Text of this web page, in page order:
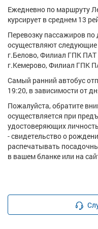
Ежедневно по маршруту
курсирует в среднем 13
Перевозку пассажиров
осуществляют
г.Белово, Филиал ГПК
г.Кемерово, Филиал ГПК
Самый ранний автобус
19:20, в зависимости от
Пожалуйста, обратите
осуществляется при
удостоверяющих
- свидетельство о
распечатывать
в вашем бланке или на